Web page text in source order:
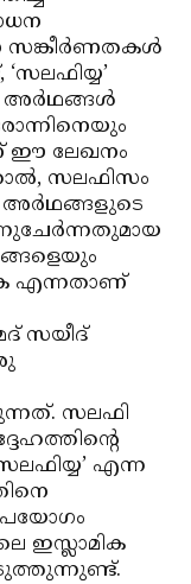
സങ്കീര്‍ണതകള്‍
അര്‍ഥങ്ങള്‍
ഈ ലേഖനം
സലഫിസം
അര്‍ഥങ്ങളുടെ
എന്നതാണ്
സയീദ്
സലഫി
എന്ന
ഇസ്ലാമിക